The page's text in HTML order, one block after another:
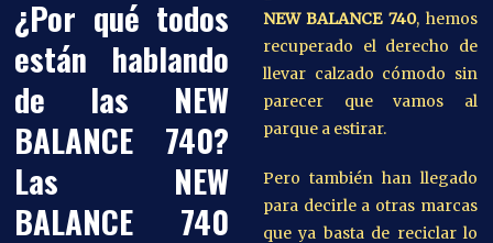
¿Por qué todos
están hablando
de las NEW
BALANCE 740?
Las NEW
BALANCE 740
NEW BALANCE 740, hemos
recuperado el derecho de
llevar calzado cómodo sin
parecer que vamos al
parque a estirar.
Pero también han llegado
para decirle a otras marcas
que ya basta de reciclar lo